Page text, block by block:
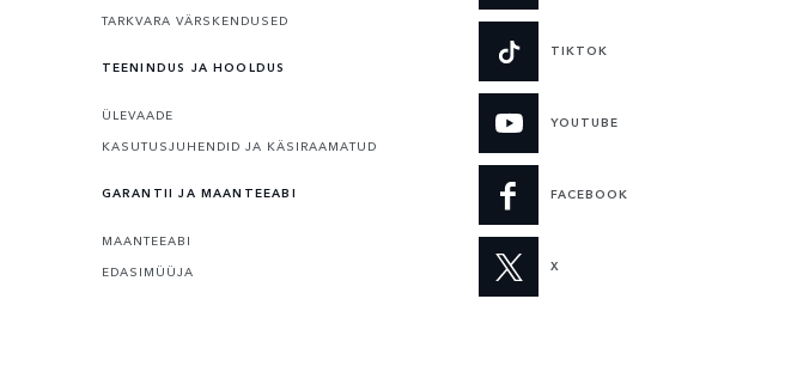
TARKVARA VÄRSKENDUSED
TEENINDUS JA HOOLDUS
ÜLEVAADE
KASUTUSJUHENDID JA KÄSIRAAMATUD
GARANTII JA MAANTEEABI
MAANTEEABI
EDASIMÜÜJA
TIKTOK
YOUTUBE
FACEBOOK
X